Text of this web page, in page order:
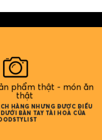
phẩm thật - món ăn
thật
HÀNG NHƯNG ĐƯỢC ĐIỀU
BÀN TAY TÀI HOA CỦA